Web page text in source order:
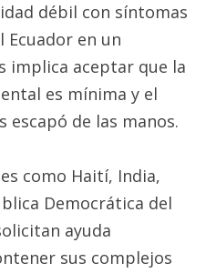
débil con síntomas
Ecuador en un
implica aceptar que la
es mínima y el
escapó de las manos.
como Haití, India,
Democrática del
ayuda
sus complejos